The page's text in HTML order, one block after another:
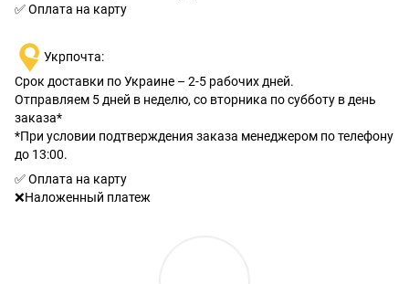
✅ Оплата на карту
Укрпочта:
Срок доставки по Украине – 2-5 рабочих дней.
Отправляем 5 дней в неделю, со вторника по субботу в день
заказа*
*При условии подтверждения заказа менеджером по телефону
до 13:00.
✅ Оплата на карту
❌Наложенный платеж